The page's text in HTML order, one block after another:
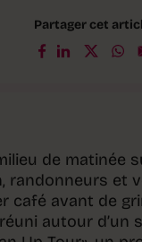
Partager cet
de matinée
randonneurs et
café avant de
autour d’un